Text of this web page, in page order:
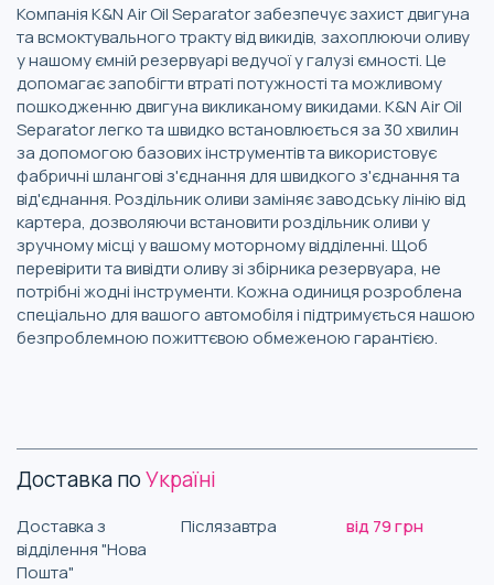
Компанія K&N Air Oil Separator забезпечує захист двигуна
та всмоктувального тракту від викидів, захоплюючи оливу
у нашому ємній резервуарі ведучої у галузі ємності. Це
допомагає запобігти втраті потужності та можливому
пошкодженню двигуна викликаному викидами. К&N Air Oil
Separator легко та швидко встановлюється за 30 хвилин
за допомогою базових інструментів та використовує
фабричні шлангові з'єднання для швидкого з'єднання та
від'єднання. Роздільник оливи заміняє заводську лінію від
картера, дозволяючи встановити роздільник оливи у
зручному місці у вашому моторному відділенні. Щоб
перевірити та вивідти оливу зі збірника резервуара, не
потрібні жодні інструменти. Кожна одиниця розроблена
спеціально для вашого автомобіля і підтримується нашою
безпроблемною пожиттєвою обмеженою гарантією.
Доставка поУкраїні
Доставка з
відділення "Нова
Пошта"
Післязавтра від 79 грн